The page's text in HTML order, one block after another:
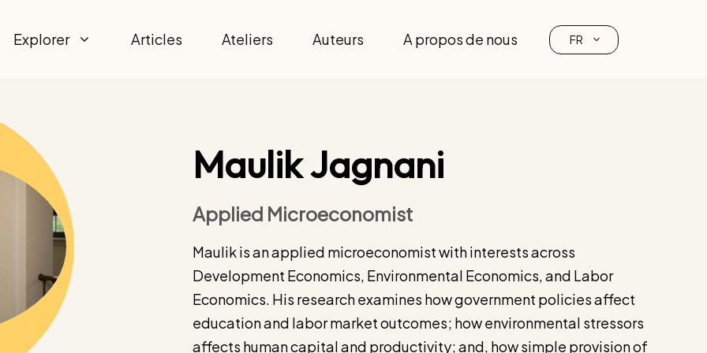
Explorer Articles Ateliers Auteurs A propos de nous FR
Maulik Jagnani
Applied Microeconomist
Maulik is an applied microeconomist with interests across
Development Economics, Environmental Economics, and Labor
Economics. His research examines how government policies affect
education and labor market outcomes; how environmental stressors
affects human capital and productivity; and, how simple provision of